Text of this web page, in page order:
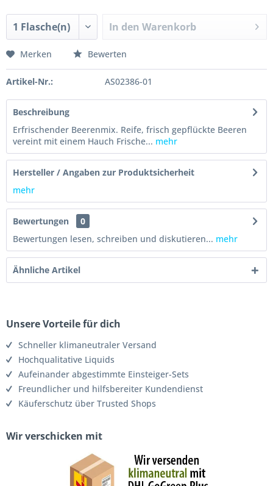
In den Warenkorb
Merken Bewerten
Artikel-Nr.: AS02386-01
Beschreibung
Erfrischender Beerenmix. Reife, frisch gepflückte Beeren
vereint mit einem Hauch Frische... mehr
Hersteller / Angaben zur Produktsicherheit
mehr
Bewertungen
0
Bewertungen lesen, schreiben und diskutieren... mehr
Ähnliche Artikel
Unsere Vorteile für dich
Schneller klimaneutraler Versand
Hochqualitative Liquids
Aufeinander abgestimmte Einsteiger-Sets
Freundlicher und hilfsbereiter Kundendienst
Käuferschutz über Trusted Shops
Wir verschicken mit